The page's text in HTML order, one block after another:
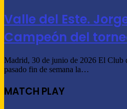
Valle del Este.
Campeón del
Madrid, 30 de junio de 2026 El Club
pasado fin de semana la…
MATCH PLAY